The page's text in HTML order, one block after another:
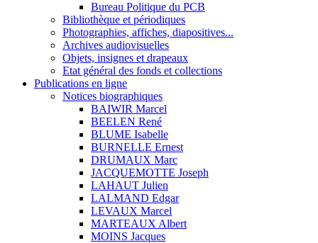
Bureau Politique du PCB
Bibliothèque et périodiques
Photographies, affiches, diapositives...
Archives audiovisuelles
Objets, insignes et drapeaux
Etat général des fonds et collections
Publications en ligne
Notices biographiques
BAIWIR Marcel
BEELEN René
BLUME Isabelle
BURNELLE Ernest
DRUMAUX Marc
JACQUEMOTTE Joseph
LAHAUT Julien
LALMAND Edgar
LEVAUX Marcel
MARTEAUX Albert
MOINS Jacques